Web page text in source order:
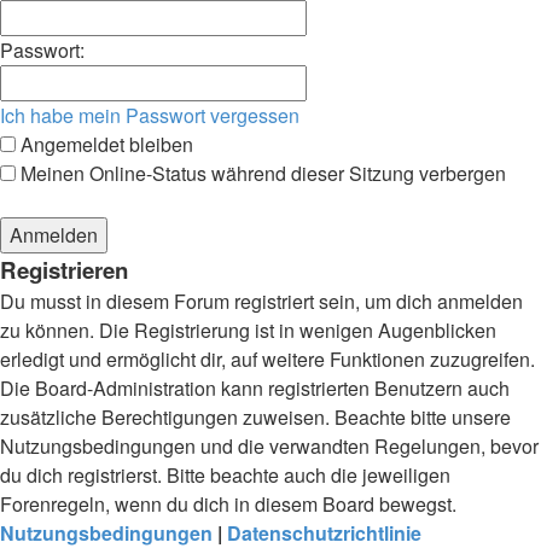
Passwort:
Ich habe mein Passwort vergessen
Angemeldet bleiben
Meinen Online-Status während dieser Sitzung verbergen
Registrieren
Du musst in diesem Forum registriert sein, um dich anmelden
zu können. Die Registrierung ist in wenigen Augenblicken
erledigt und ermöglicht dir, auf weitere Funktionen zuzugreifen.
Die Board-Administration kann registrierten Benutzern auch
zusätzliche Berechtigungen zuweisen. Beachte bitte unsere
Nutzungsbedingungen und die verwandten Regelungen, bevor
du dich registrierst. Bitte beachte auch die jeweiligen
Forenregeln, wenn du dich in diesem Board bewegst.
Nutzungsbedingungen | Datenschutzrichtlinie